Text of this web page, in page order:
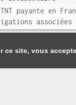
ce site, vous
payante en